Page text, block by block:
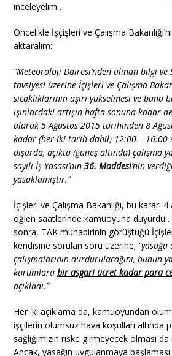
inceleyelim…
Öncelikle İşçişleri ve Çalışma
aktaralım:
“Meteoroloji Dairesi’nden alınan bilgi ve
tavsiyesi üzerine İçişleri ve Çalışma
sıcaklıklarının aşırı yükselmesi ve
ışınlardaki artışın hafta sonuna kadar
alarak 5 Ağustos 2015 tarihinden 8
kadar (her iki tarih dahil) 12:00 – 16:00
dışarda, açıkta (güneş altında) çalışma
sayılı İş Yasası’nın 36. Maddesi’nin
yasaklamıştır.”
İçişleri ve Çalışma Bakanlığı, bu kararı
öğlen saatlerinde kamuoyuna
sonra, TAK muhabirinin görüştüğü
kendisine sorulan soru üzerine;
çalışmalarının durdurulacağını, bunun
kurumlara bir asgari ücret kadar para
açıkladı.”
Her iki açıklama da, kamuoyundan
işçilerin olumsuz hava koşulları altında
sağlığımızın riske girmeyecek olması
Ancak, yasağın uygulanmaya